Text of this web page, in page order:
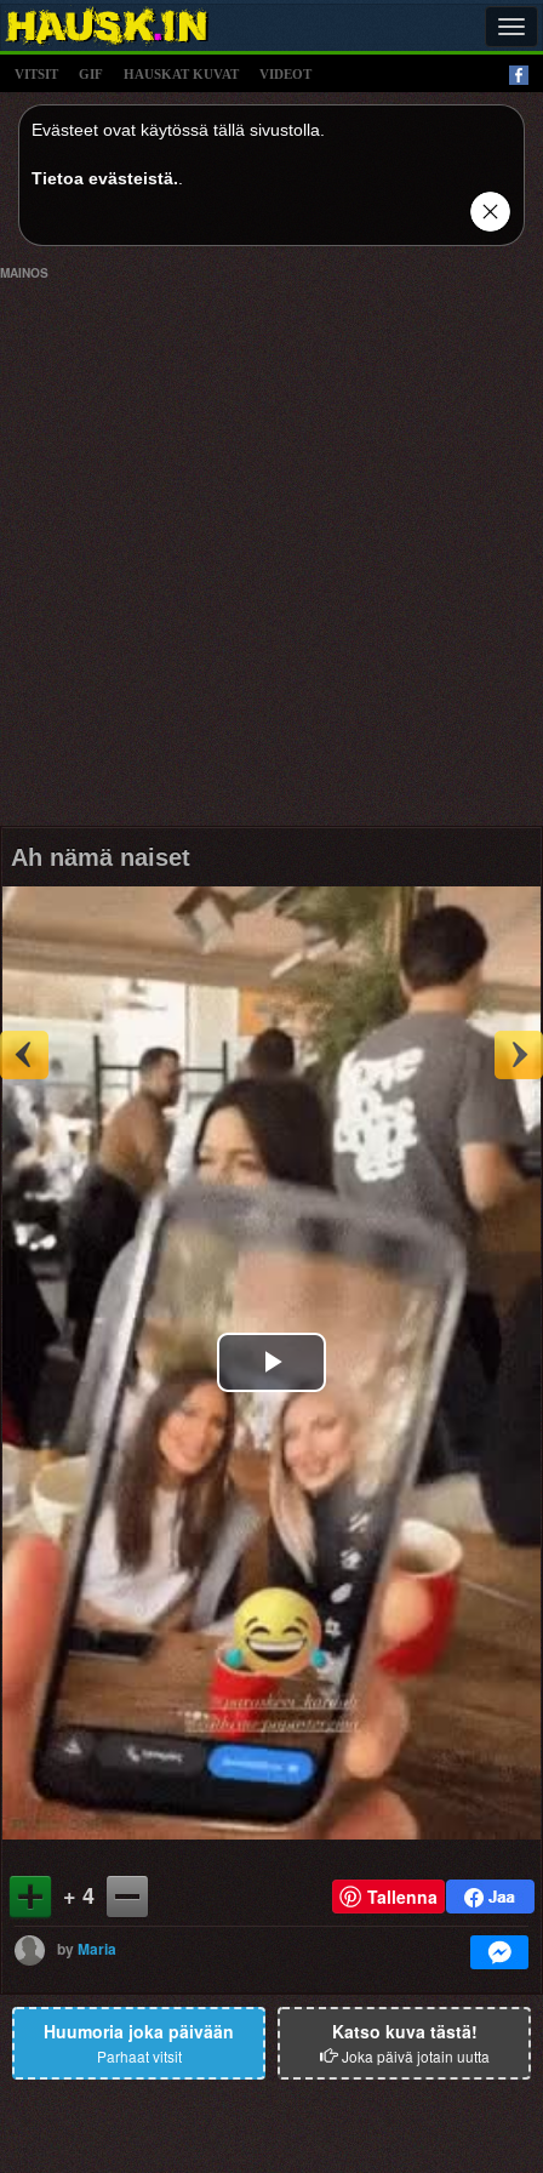
VITSIT GIF HAUSKAT KUVAT VIDEOT
Evästeet ovat käytössä tällä sivustolla.
Tietoa evästeistä.
MAINOS
Ah nämä naiset
Play
Video
+ 4 Tallenna
byMaria
Huumoria joka päivään
Parhaat vitsit
Katso kuva tästä!
Joka päivä jotain uutta